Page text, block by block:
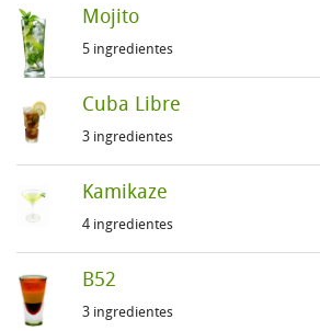
Mojito
5 ingredientes
Cuba Libre
3 ingredientes
Kamikaze
4 ingredientes
B52
3 ingredientes